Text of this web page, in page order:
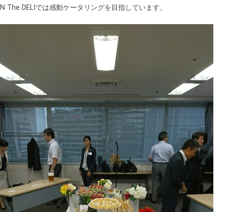
The DELIでは感動ケータリングを目指しています。